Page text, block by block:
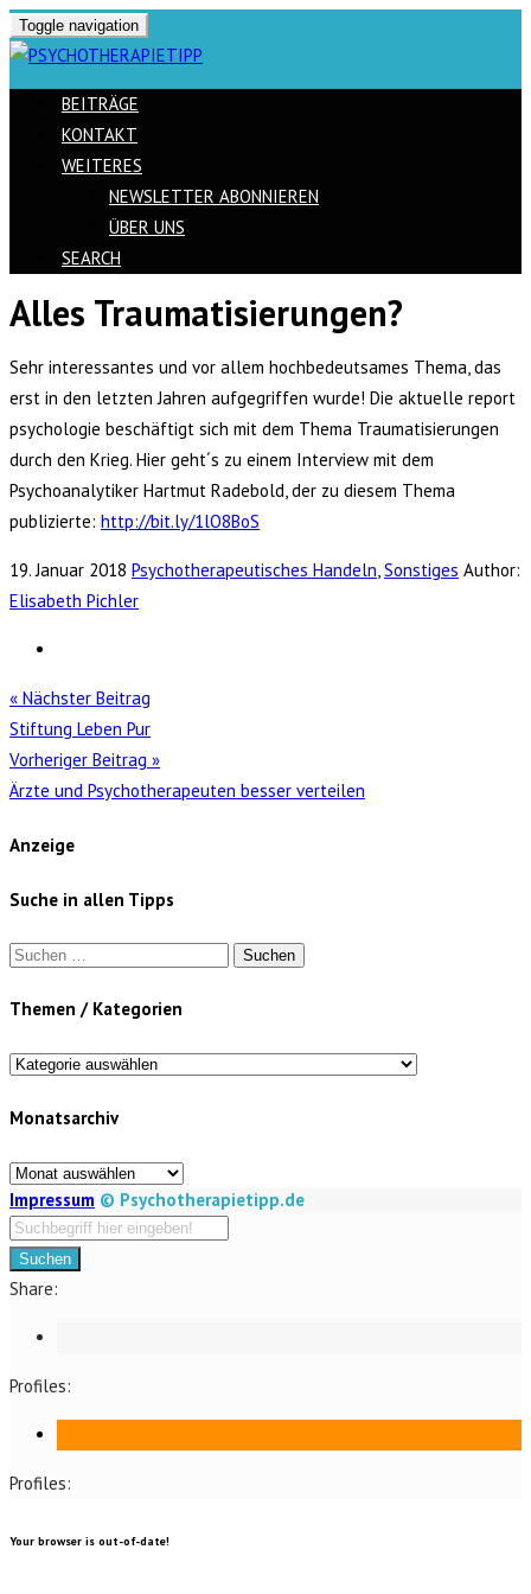
Toggle navigation
BEITRÄGE
KONTAKT
WEITERES
NEWSLETTER ABONNIEREN
ÜBER UNS
SEARCH
Skip
content
Alles Traumatisierungen?
Sehr interessantes und vor allem hochbedeutsames Thema, das
erst in den letzten Jahren aufgegriffen wurde! Die aktuelle report
psychologie beschäftigt sich mit dem Thema Traumatisierungen
durch den Krieg. Hier geht´s zu einem Interview mit dem
Psychoanalytiker Hartmut Radebold, der zu diesem Thema
publizierte: http://bit.ly/1lO8BoS
19. Januar 2018 Psychotherapeutisches Handeln,Sonstiges Author:
Elisabeth Pichler
« Nächster Beitrag
Stiftung Leben Pur
Vorheriger Beitrag »
Ärzte und Psychotherapeuten besser verteilen
Anzeige
Suche in allen Tipps
Suchen
Themen / Kategorien
Themen
Kategorien
Monatsarchiv
Monatsarchiv
Impressum © Psychotherapietipp.de
Suchen
Share:
Profiles:
Profiles:
Your browser is out-of-date!